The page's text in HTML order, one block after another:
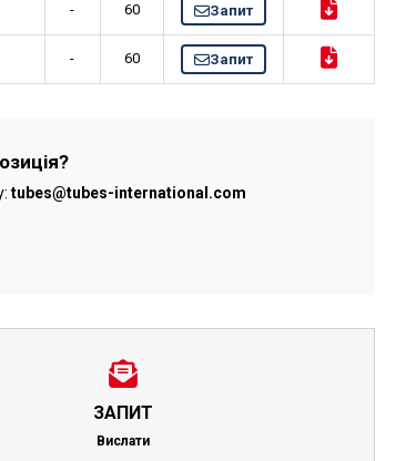
- 60 Запит
- 60 Запит
tubes@tubes-international.com
ЗАПИТ
Вислати